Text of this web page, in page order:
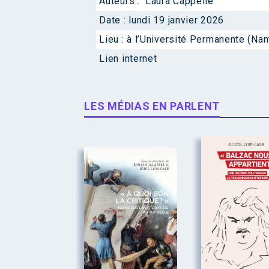
Date : lundi 19 janvier 2026
Lieu :à l’Université Permanente
Lien internet
LES MÉDIAS EN PARLENT